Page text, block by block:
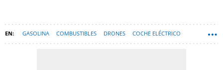
GASOLINA COMBUSTIBLES DRONES COCHE ELÉCTRICO